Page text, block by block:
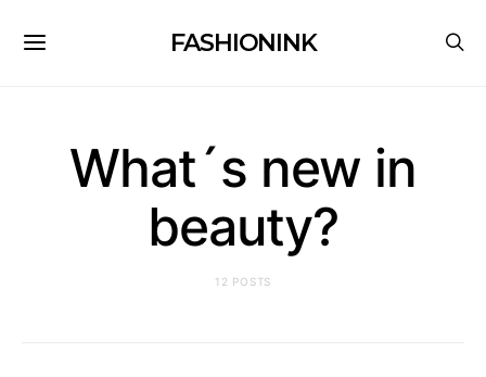
FASHIONINK
What´s new in
beauty?
12 POSTS